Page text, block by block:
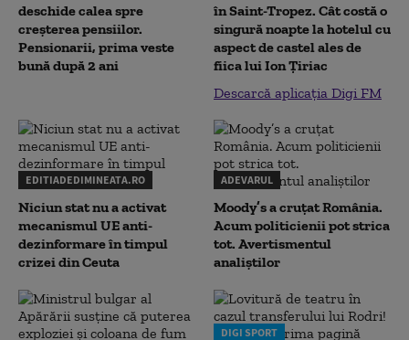
deschide calea spre
creșterea pensiilor.
Pensionarii, prima veste
bună după 2 ani
în Saint-Tropez. Cât costă o
singură noapte la hotelul cu
aspect de castel ales de
fiica lui Ion Țiriac
Descarcă aplicația Digi FM
EDITIADEDIMINEATA.RO
Niciun stat nu a activat
mecanismul UE anti-
dezinformare în timpul
crizei din Ceuta
ADEVARUL
Moody’s a cruțat România.
Acum politicienii pot strica
tot. Avertismentul
analiștilor
DIGI SPORT